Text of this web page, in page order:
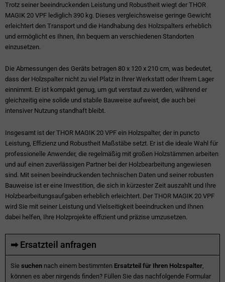
Trotz seiner beeindruckenden Leistung und Robustheit wiegt der THOR
MAGIK 20 VPF lediglich 390 kg. Dieses vergleichsweise geringe Gewicht
erleichtert den Transport und die Handhabung des Holzspalters erheblich
und ermöglicht es Ihnen, ihn bequem an verschiedenen Standorten
einzusetzen.
Die Abmessungen des Geräts betragen 80 x 120 x 210 cm, was bedeutet,
dass der Holzspalter nicht zu viel Platz in Ihrer Werkstatt oder Ihrem Lager
einnimmt. Er ist kompakt genug, um gut verstaut zu werden, während er
gleichzeitig eine solide und stabile Bauweise aufweist, die auch bei
intensiver Nutzung standhaft bleibt.
Insgesamt ist der THOR MAGIK 20 VPF ein Holzspalter, der in puncto
Leistung, Effizienz und Robustheit Maßstäbe setzt. Er ist die ideale Wahl für
professionelle Anwender, die regelmäßig mit großen Holzstämmen arbeiten
und auf einen zuverlässigen Partner bei der Holzbearbeitung angewiesen
sind. Mit seinen beeindruckenden technischen Daten und seiner robusten
Bauweise ist er eine Investition, die sich in kürzester Zeit auszahlt und Ihre
Holzbearbeitungsaufgaben erheblich erleichtert. Der THOR MAGIK 20 VPF
wird Sie mit seiner Leistung und Vielseitigkeit beeindrucken und Ihnen
dabei helfen, Ihre Holzprojekte effizient und präzise umzusetzen.
➡ Ersatzteil anfragen
Sie suchen nach einem bestimmten Ersatzteil für Ihren Holzspalter
können es aber nirgends finden? Füllen Sie das nachfolgende Formular